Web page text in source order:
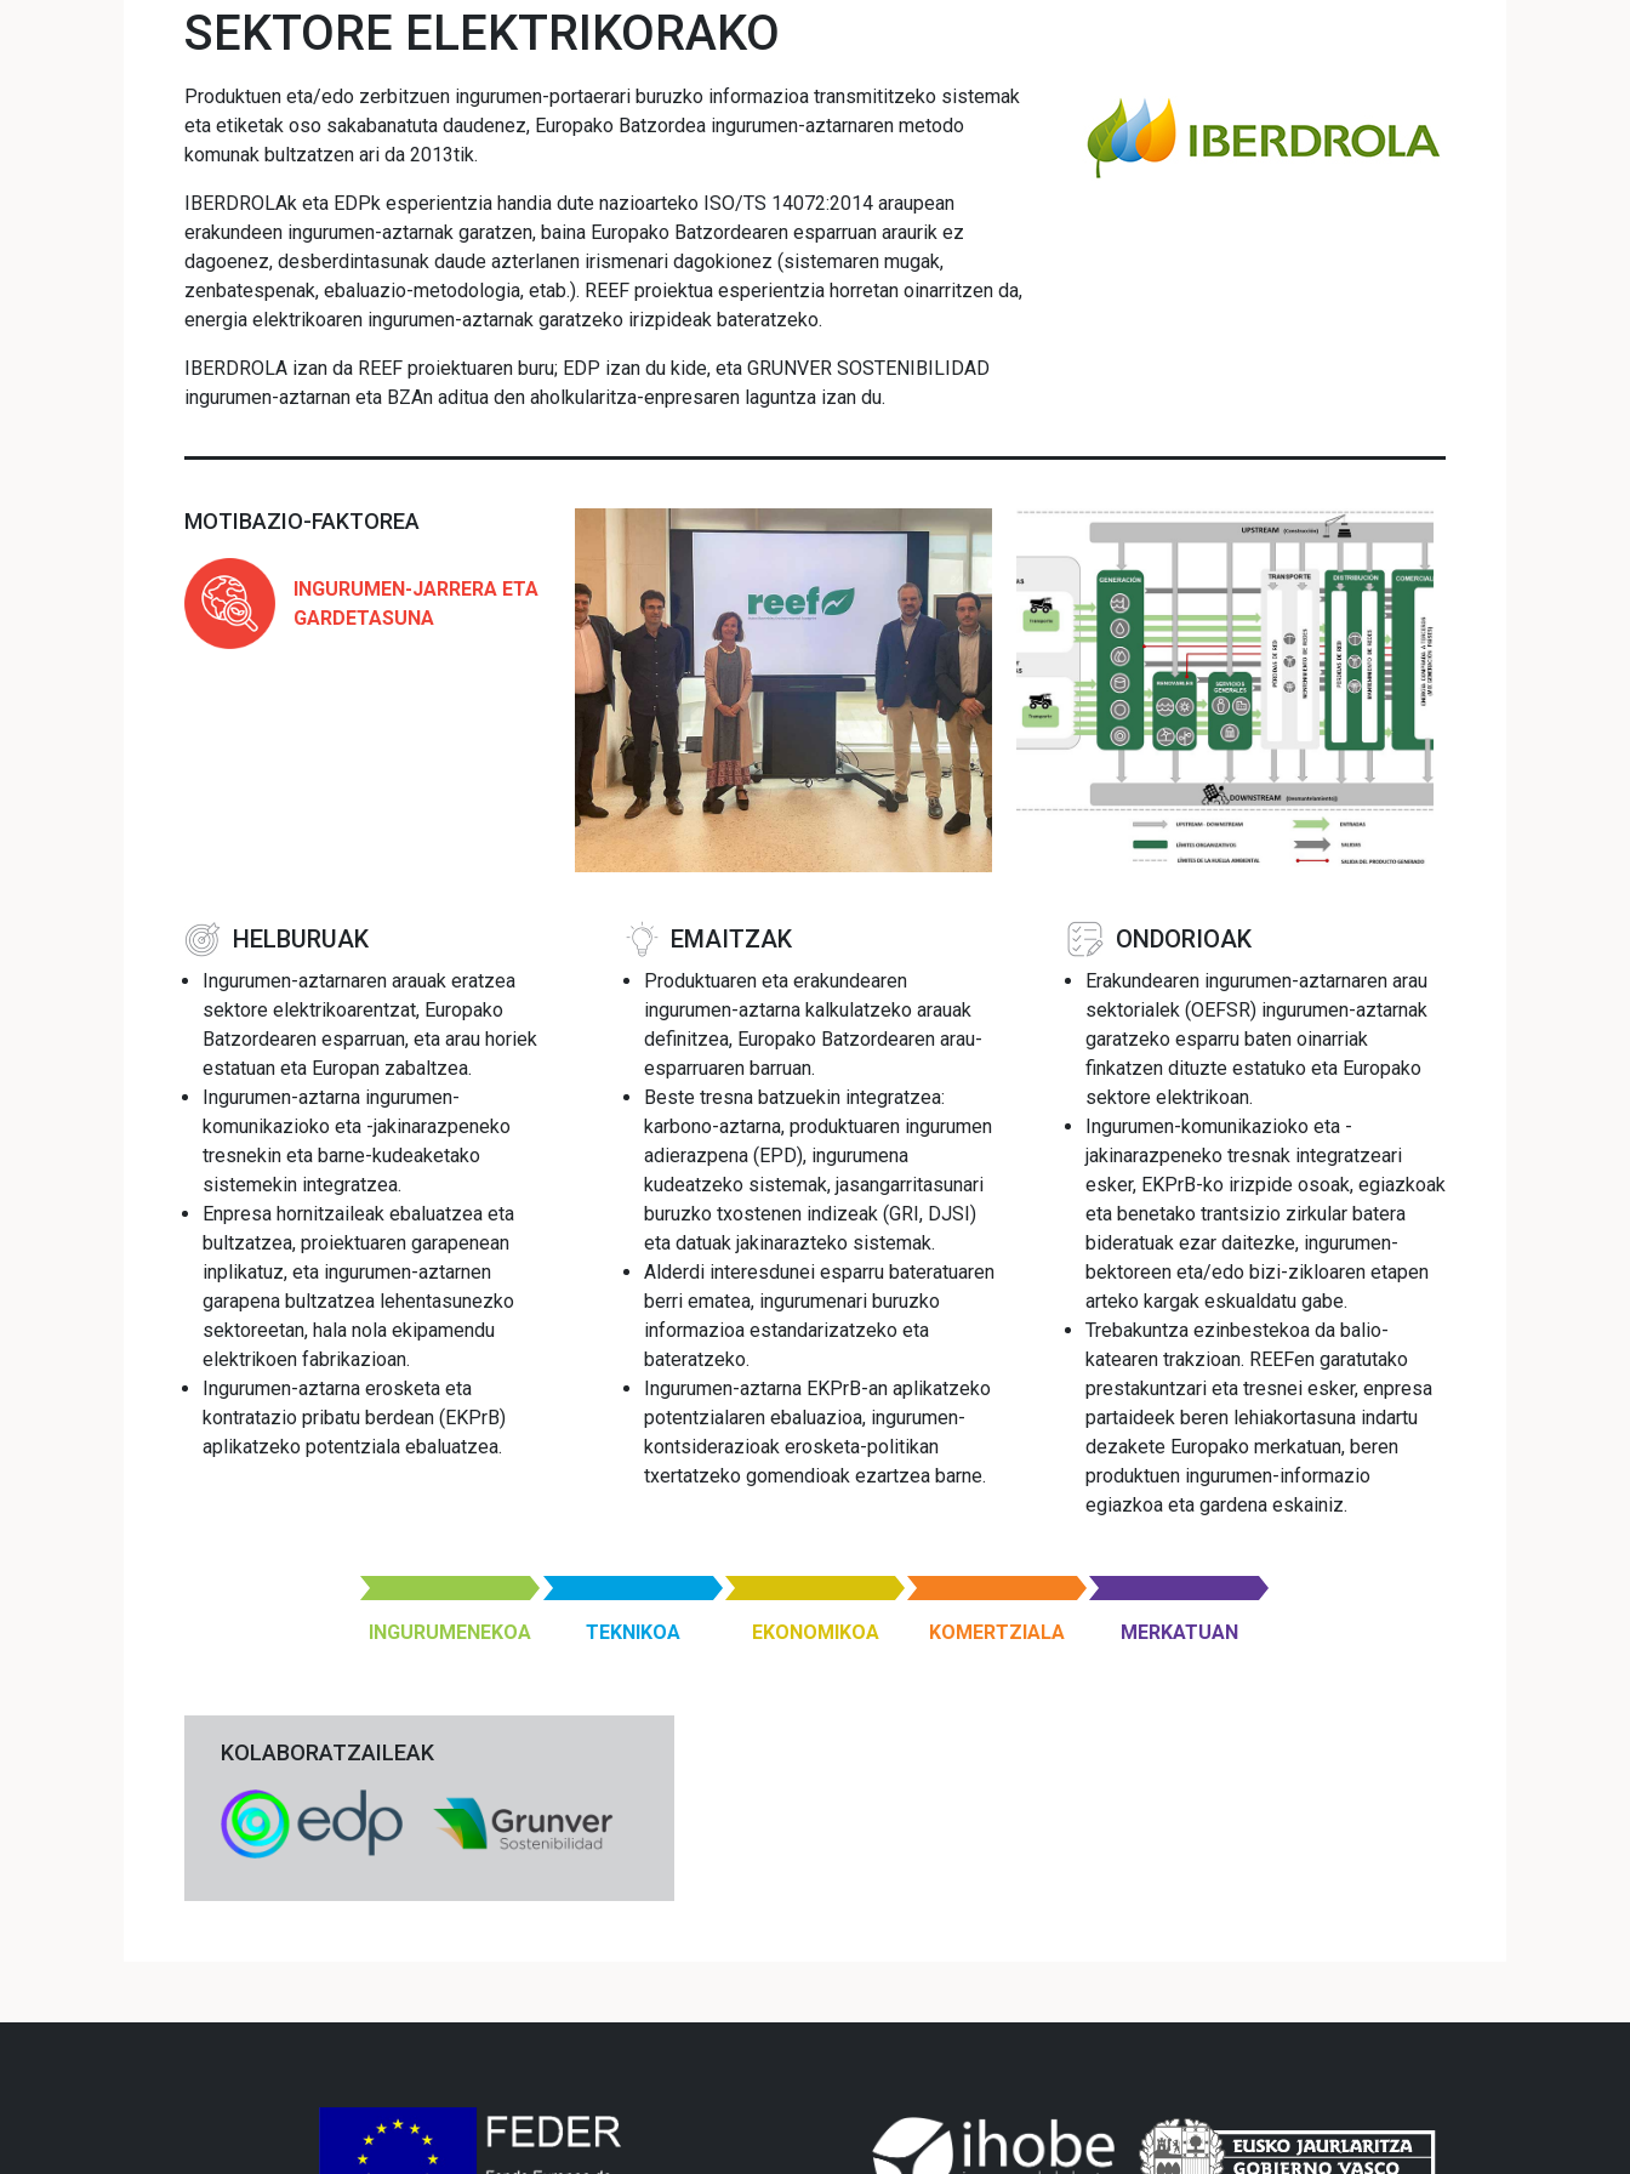
SEKTORE ELEKTRIKORAKO
Produktuen eta/edo zerbitzuen ingurumen-portaerari buruzko informazioa transmititzeko sistemak
eta etiketak oso sakabanatuta daudenez, Europako Batzordea ingurumen-aztarnaren metodo
komunak bultzatzen ari da 2013tik.
IBERDROLAk eta EDPk esperientzia handia dute nazioarteko ISO/TS 14072:2014 araupean
erakundeen ingurumen-aztarnak garatzen, baina Europako Batzordearen esparruan araurik ez
dagoenez, desberdintasunak daude azterlanen irismenari dagokionez (sistemaren mugak,
zenbatespenak, ebaluazio-metodologia, etab.). REEF proiektua esperientzia horretan oinarritzen da,
energia elektrikoaren ingurumen-aztarnak garatzeko irizpideak bateratzeko.
IBERDROLA izan da REEF proiektuaren buru; EDP izan du kide, eta GRUNVER SOSTENIBILIDAD
ingurumen-aztarnan eta BZAn aditua den aholkularitza-enpresaren laguntza izan du.
MOTIBAZIO-FAKTOREA
INGURUMEN-JARRERA ETA
GARDETASUNA
HELBURUAK
Ingurumen-aztarnaren arauak eratzea
sektore elektrikoarentzat, Europako
Batzordearen esparruan, eta arau horiek
estatuan eta Europan zabaltzea.
Ingurumen-aztarna ingurumen-
komunikazioko eta -jakinarazpeneko
tresnekin eta barne-kudeaketako
sistemekin integratzea.
Enpresa hornitzaileak ebaluatzea eta
bultzatzea, proiektuaren garapenean
inplikatuz, eta ingurumen-aztarnen
garapena bultzatzea lehentasunezko
sektoreetan, hala nola ekipamendu
elektrikoen fabrikazioan.
Ingurumen-aztarna erosketa eta
kontratazio pribatu berdean (EKPrB)
aplikatzeko potentziala ebaluatzea.
EMAITZAK
Produktuaren eta erakundearen
ingurumen-aztarna kalkulatzeko arauak
definitzea, Europako Batzordearen arau-
esparruaren barruan.
Beste tresna batzuekin integratzea:
karbono-aztarna, produktuaren ingurumen
adierazpena (EPD), ingurumena
kudeatzeko sistemak, jasangarritasunari
buruzko txostenen indizeak (GRI, DJSI)
eta datuak jakinarazteko sistemak.
Alderdi interesdunei esparru bateratuaren
berri ematea, ingurumenari buruzko
informazioa estandarizatzeko eta
bateratzeko.
Ingurumen-aztarna EKPrB-an aplikatzeko
potentzialaren ebaluazioa, ingurumen-
kontsiderazioak erosketa-politikan
txertatzeko gomendioak ezartzea barne.
ONDORIOAK
Erakundearen ingurumen-aztarnaren arau
sektorialek (OEFSR) ingurumen-aztarnak
garatzeko esparru baten oinarriak
finkatzen dituzte estatuko eta Europako
sektore elektrikoan.
Ingurumen-komunikazioko eta -
jakinarazpeneko tresnak integratzeari
esker, EKPrB-ko irizpide osoak, egiazkoak
eta benetako trantsizio zirkular batera
bideratuak ezar daitezke, ingurumen-
bektoreen eta/edo bizi-zikloaren etapen
arteko kargak eskualdatu gabe.
Trebakuntza ezinbestekoa da balio-
katearen trakzioan. REEFen garatutako
prestakuntzari eta tresnei esker, enpresa
partaideek beren lehiakortasuna indartu
dezakete Europako merkatuan, beren
produktuen ingurumen-informazio
egiazkoa eta gardena eskainiz.
INGURUMENEKOA TEKNIKOA EKONOMIKOA KOMERTZIALA MERKATUAN
KOLABORATZAILEAK